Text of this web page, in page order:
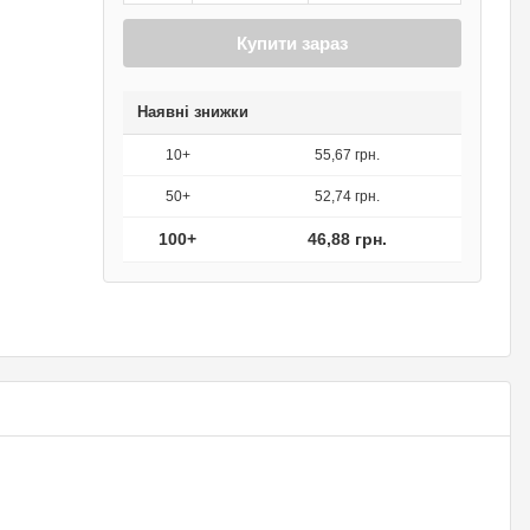
Купити зараз
Наявні знижки
10+ 55,67 грн.
50+ 52,74 грн.
100+ 46,88 грн.